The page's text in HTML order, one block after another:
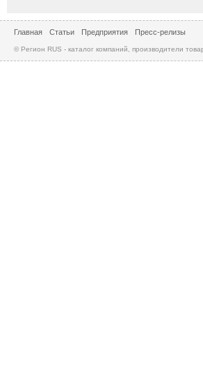
Главная Статьи Предприятия Пресс-релизы
© Регион RUS - каталог компаний, производители